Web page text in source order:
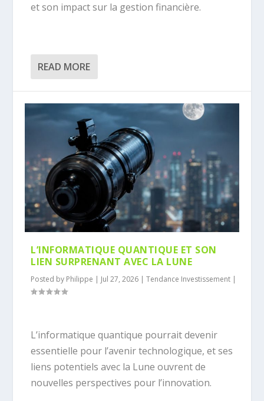
et son impact sur la gestion financière.
READ MORE
L’INFORMATIQUE QUANTIQUE ET SON
LIEN SURPRENANT AVEC LA LUNE
Posted by Philippe | Jul 27, 2026 |Tendance Investissement |
L’informatique quantique pourrait devenir
essentielle pour l’avenir technologique, et ses
liens potentiels avec la Lune ouvrent de
nouvelles perspectives pour l’innovation.